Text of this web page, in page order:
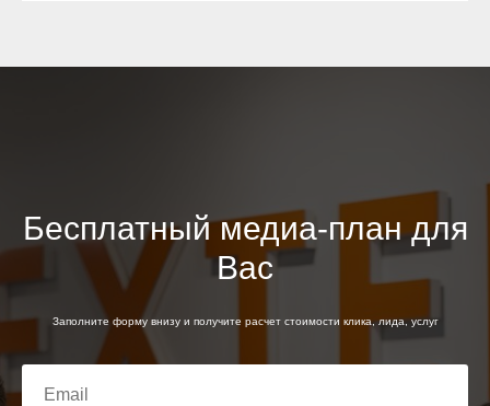
Бесплатный медиа-план для
Вас
Заполните форму внизу и получите расчет стоимости клика, лида, услуг